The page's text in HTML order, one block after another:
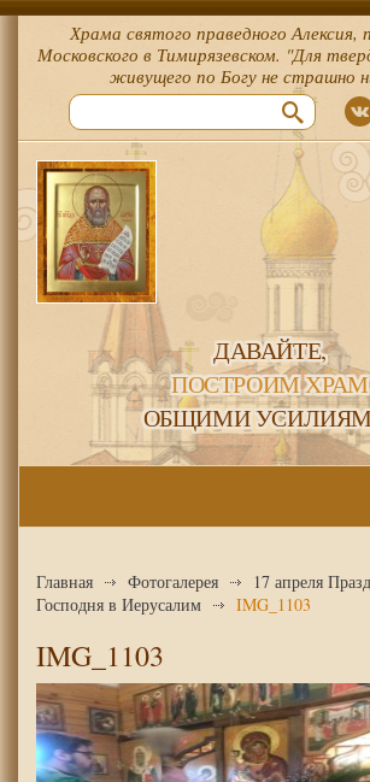
Храма святого праведного Алексия,
Московского в Тимирязевском. "Для
живущего по Богу не страшно
ДАВАЙТЕ,
ПОСТРОИМ ХРАМ
ОБЩИМИ
Главная Фотогалерея
17 апреля
Господня в Иерусалим
IMG_1103
IMG_1103